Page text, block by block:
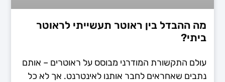
מה ההבדל בין ראוטר תעשייתי לראוטר
ביתי?
עולם התקשורת המודרני מבוסס על ראוטרים – אותם
נתבים שאחראים לחבר אותנו לאינטרנט. אך לא כל